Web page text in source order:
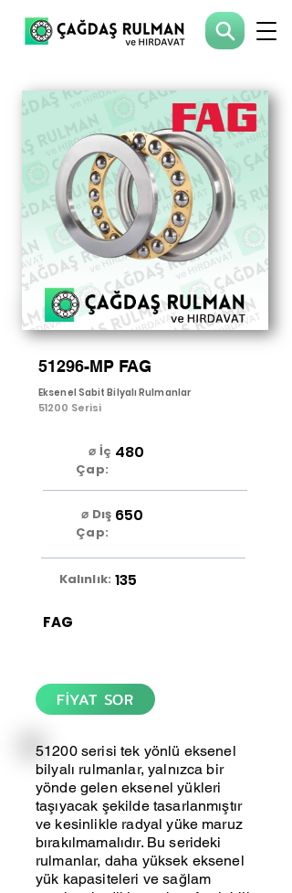
51296-MP FAG
Eksenel Sabit Bilyalı Rulmanlar
51200 Serisi
⌀ İç
Çap:
480
⌀ Dış
Çap:
650
Kalınlık: 135
FAG
FİYAT SOR
51200 serisi tek yönlü eksenel
bilyalı rulmanlar, yalnızca bir
yönde gelen eksenel yükleri
taşıyacak şekilde tasarlanmıştır
ve kesinlikle radyal yüke maruz
bırakılmamalıdır. Bu serideki
rulmanlar, daha yüksek eksenel
yük kapasiteleri ve sağlam